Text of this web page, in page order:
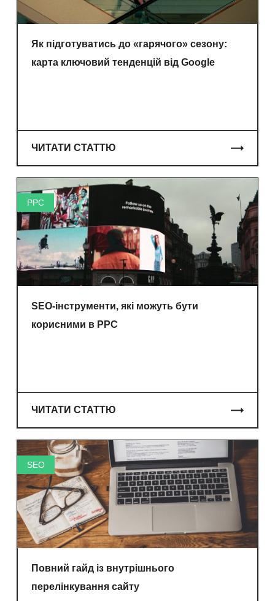
Як підготуватись до «гарячого» сезону:
карта ключовий тенденцій від Google
ЧИТАТИ СТАТТЮ
PPC
SEO-інструменти, які можуть бути
корисними в PPC
ЧИТАТИ СТАТТЮ
SEO
Повний гайд із внутрішнього
перелінкування сайту